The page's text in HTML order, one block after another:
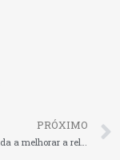
PRÓXIMO